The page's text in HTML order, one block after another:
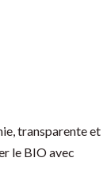
transparente et
le BIO avec